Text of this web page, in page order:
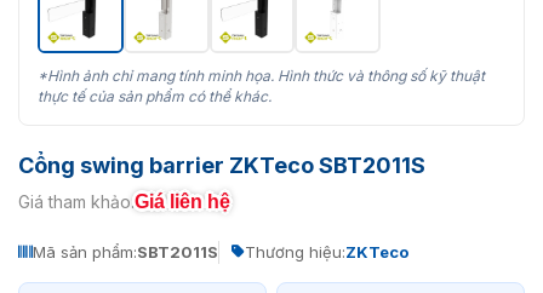
*Hình ảnh chỉ mang tính minh họa. Hình thức và thông số kỹ thuật
thực tế của sản phẩm có thể khác.
Cổng swing barrier ZKTeco SBT2011S
Giá tham khảo:Giá liên hệ
Mã sản phẩm:SBT2011S Thương hiệu:ZKTeco